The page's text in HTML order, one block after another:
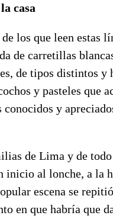
casa
los que leen estas
de carretillas
de tipos distintos y
y pasteles que
conocidos y
de Lima y de
inicio al lonche, a la
escena se
en que habría que